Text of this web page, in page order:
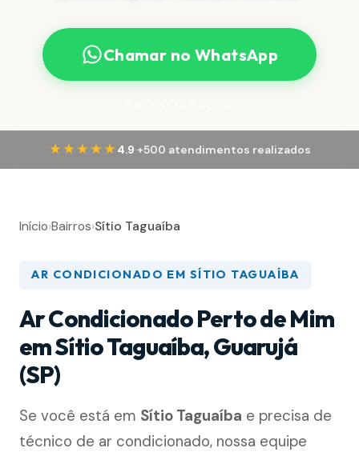
Chamar no WhatsApp
★★★★★ 4.9·+500 atendimentos realizados
Início›Bairros›Sítio Taguaíba
AR CONDICIONADO EM SÍTIO TAGUAÍBA
Ar Condicionado Perto de Mim
em Sítio Taguaíba, Guarujá
(SP)
Se você está em Sítio Taguaíba e precisa de
técnico de ar condicionado, nossa equipe